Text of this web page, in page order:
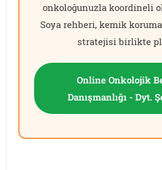
onkoloğunuzla koordineli
Soya rehberi, kemik
stratejisi birlikte
Online Onkolojik
Danışmanlığı - Dyt.